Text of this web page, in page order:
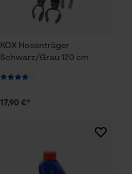
KOX Hosenträger
Schwarz/Grau 120 cm
17,90 €*